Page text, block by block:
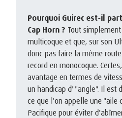
Pourquoi Guirec est-il
Cap Horn ? Tout
multicoque et que, sur son
donc pas faire la même
record en monocoque.
avantage en termes de
un handicap d' "angle". Il est
ce que l'on appelle une "aile
Pacifique pour éviter